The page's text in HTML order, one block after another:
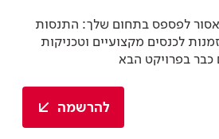
לפספס בתחום שלך: התנסות
לכנסים מקצועיים וטכניקות
בפרויקט הבא
להרשמה